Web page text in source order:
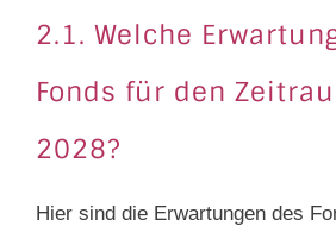
2.1. Welche
Fonds für den
2028?
Hier sind die Erwartungen des